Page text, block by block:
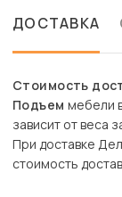
ДОСТАВКА
Стоимость
Подъем мебели
зависит от веса
При доставке
стоимость